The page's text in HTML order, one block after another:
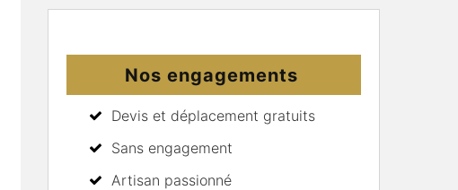
Nos engagements
Devis et déplacement gratuits
Sans engagement
Artisan passionné